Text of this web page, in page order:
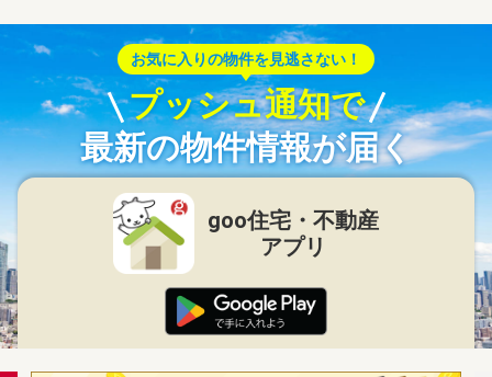
お気に入りの物件を見逃さない！
プッシュ通知で
最新の物件情報が届く
goo住宅・不動産
アプリ